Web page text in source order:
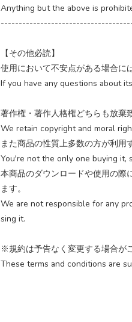
Anything but the above is
【その他必読】
使用において不安点がある場合に
If you have any questions about
著作権・著作人格権どちらも放棄
We retain copyright and moral
また商品の性質上多数の方が利用
You're not the only one buying it,
本商品のダウンロードや使用の際
ます。
We are not responsible for any
sing it.
※規約は予告なく変更する場合が
These terms and conditions are